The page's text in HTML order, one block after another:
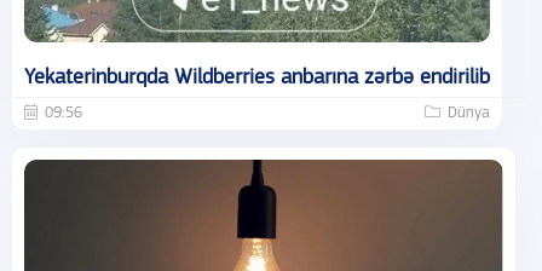
Yekaterinburqda Wildberries anbarına zərbə endirilib
09:56 Dünya